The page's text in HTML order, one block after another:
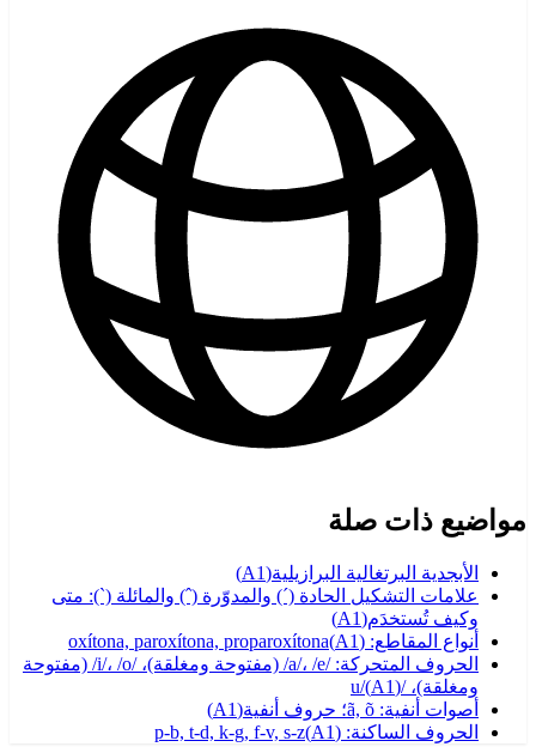
مواضيع ذات صلة
الأبجدية البرتغالية البرازيلية(
A1
)
علامات التشكيل الحادة (´) والمدوّرة (ˆ) والمائلة (`): متى
وكيف تُستخدَم(
A1
)
أنواع المقاطع: oxítona, paroxítona, proparoxítona
(A1)
الحروف المتحركة: /a/، /e/ (مفتوحة ومغلقة)، /i/، /o/ (مفتوحة
ومغلقة)، /u/
(A1)
أصوات أنفية: ã, õ؛ حروف أنفية
(
A1
)
الحروف الساكنة: p-b, t-d, k-g, f-v, s-z
(A1)